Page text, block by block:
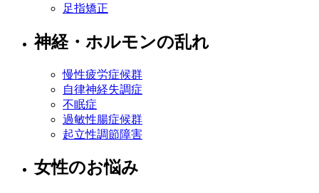
足指矯正
神経・ホルモンの乱れ
慢性疲労症候群
自律神経失調症
不眠症
過敏性腸症候群
起立性調節障害
女性のお悩み